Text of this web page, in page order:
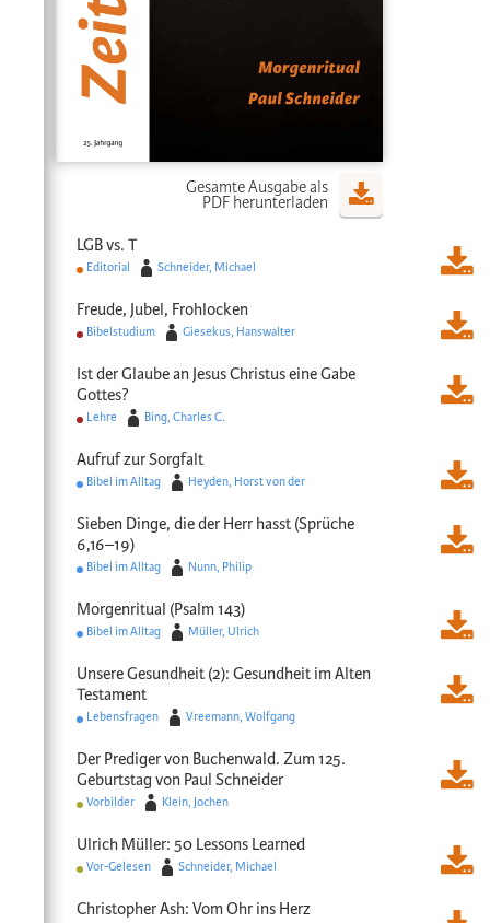
Gesamte Ausgabe als
PDF herunterladen
LGB vs. T
Editorial Schneider, Michael
Freude, Jubel, Frohlocken
Bibelstudium Giesekus, Hanswalter
Ist der Glaube an Jesus Christus eine Gabe
Gottes?
Lehre Bing, Charles C.
Aufruf zur Sorgfalt
Bibel im Alltag Heyden, Horst von der
Sieben Dinge, die der Herr hasst (Sprüche
6,16–19)
Bibel im Alltag Nunn, Philip
Morgenritual (Psalm 143)
Bibel im Alltag Müller, Ulrich
Unsere Gesundheit (2): Gesundheit im Alten
Testament
Lebensfragen Vreemann, Wolfgang
Der Prediger von Buchenwald. Zum 125.
Geburtstag von Paul Schneider
Vorbilder Klein, Jochen
Ulrich Müller: 50 Lessons Learned
Vor-Gelesen Schneider, Michael
Christopher Ash: Vom Ohr ins Herz